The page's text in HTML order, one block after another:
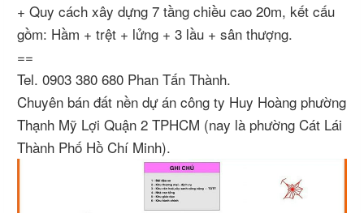
+ Quy cách xây dựng 7 tầng chiều cao 20m, kết cấu
gồm: Hầm + trệt + lửng + 3 lầu + sân thượng.
==
Tel. 0903 380 680 Phan Tấn Thành.
Chuyên bán đất nền dự án công ty Huy Hoàng phường
Thạnh Mỹ Lợi Quận 2 TPHCM (nay là phường Cát Lái
Thành Phố Hồ Chí Minh).